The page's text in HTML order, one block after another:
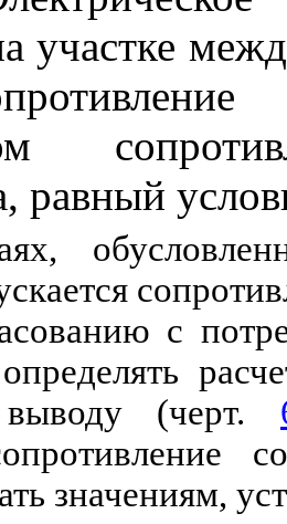
участке
равный
с
определять
(черт.
значениям,